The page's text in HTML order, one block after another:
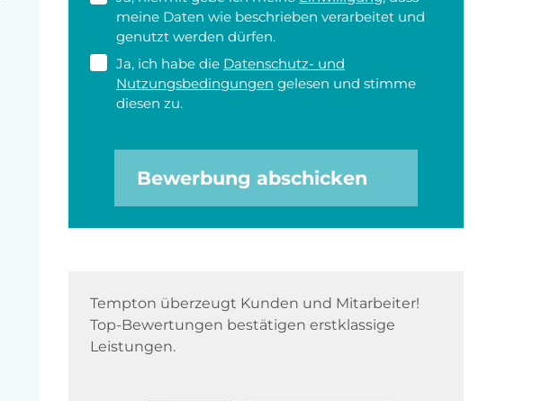
meine Daten wie beschrieben verarbeitet und
genutzt werden dürfen.
Ja, ich habe die Datenschutz- und
Nutzungsbedingungen gelesen und stimme
diesen zu.
Bewerbung abschicken
Tempton überzeugt Kunden und Mitarbeiter!
Top-Bewertungen bestätigen erstklassige
Leistungen.